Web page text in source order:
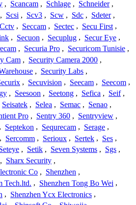
, Scancam , Schlage , Schneider ,
, Scsi , Scv3 , Scw , Sdc , Sdeter ,
, Seccam , Sectec , Secu First ,
, Secuon , Secuplug , Secur Eye ,
, Securia Pro , Securicom Tunisie ,
Cam , Security Camera 2000 ,
, Security Labs ,
, Secuvision , Seecam , Seecom ,
, Seesoon , Seetong , Sefica , Seif ,
Seisatek , Selea , Semac , Senao ,
Pro , Sentry 360 , Sentryview ,
, Septekon , Sequrecam , Serage ,
, Sercomm , Serioux , Sertek , Ses ,
, Setik , Seven Systems , Sgs ,
, Sharx Security ,
Co , Shenzhen ,
Tech.ltd. , Shenzhen Tong Bo Wei ,
, Shenzhen Ycx Electronics ,